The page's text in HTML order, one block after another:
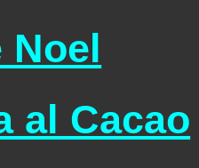
Noel
al Cacao